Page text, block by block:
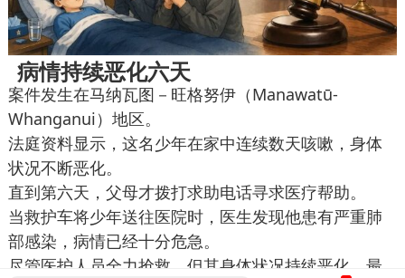
病情持续恶化六天
案件发生在马纳瓦图－旺格努伊（Manawatū-
Whanganui）地区。
法庭资料显示，这名少年在家中连续数天咳嗽，身体
状况不断恶化。
直到第六天，父母才拨打求助电话寻求医疗帮助。
当救护车将少年送往医院时，医生发现他患有严重肺
部感染，病情已经十分危急。
尽管医护人员全力抢救，但其身体状况持续恶化，最